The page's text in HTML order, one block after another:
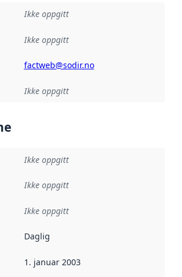
Ikke oppgitt
Ikke oppgitt
factweb@sodir.no
Ikke oppgitt
Ikke oppgitt
:
Ikke oppgitt
Ikke oppgitt
:
Daglig
datoen sier når dataene i dette
1. januar 2003